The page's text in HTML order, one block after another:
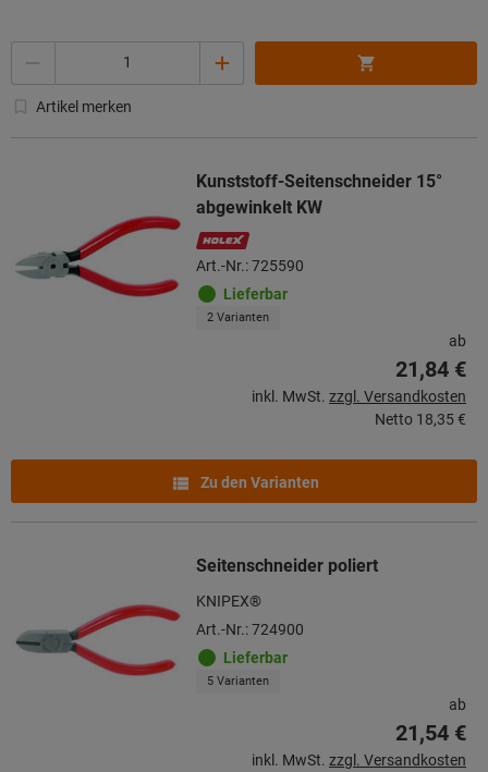
Artikel merken
Kunststoff-Seitenschneider 15°
abgewinkelt KW
Art.-Nr.: 725590
Lieferbar
2 Varianten
ab
21,84 €
inkl. MwSt. zzgl. Versandkosten
Netto 18,35 €
Zu den Varianten
Seitenschneider poliert
KNIPEX®
Art.-Nr.: 724900
Lieferbar
5 Varianten
ab
21,54 €
inkl. MwSt. zzgl. Versandkosten